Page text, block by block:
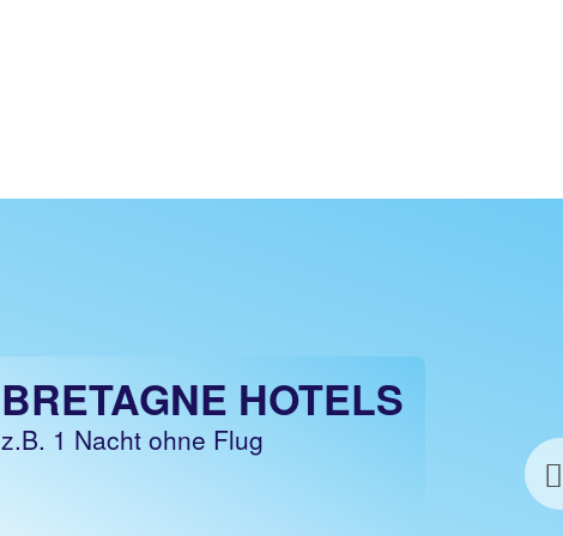
BRETAGNE HOTELS
z.B. 1 Nacht ohne Flug